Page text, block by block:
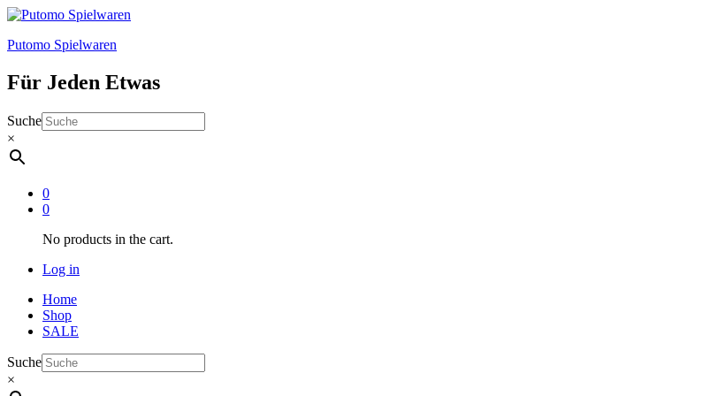
Putomo Spielwaren
Für Jeden Etwas
Suche
×
0
0
No products in the cart.
Log in
Home
Shop
SALE
Suche
×